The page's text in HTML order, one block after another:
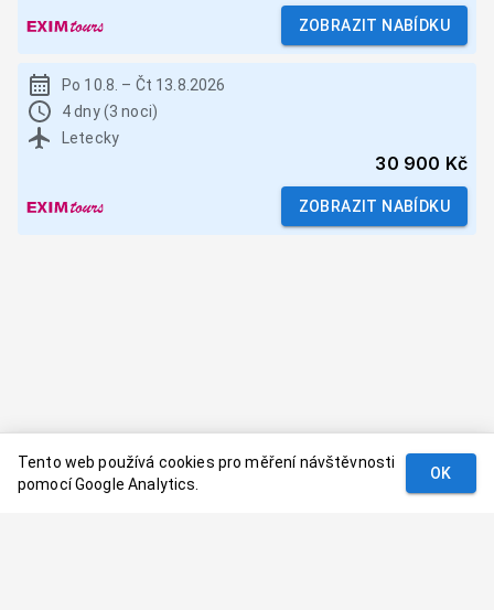
ZOBRAZIT NABÍDKU
Po 10.8. – Čt 13.8.2026
4 dny (3 noci)
Letecky
30 900 Kč
ZOBRAZIT NABÍDKU
Tento web používá cookies pro měření návštěvnosti
pomocí Google Analytics.
OK